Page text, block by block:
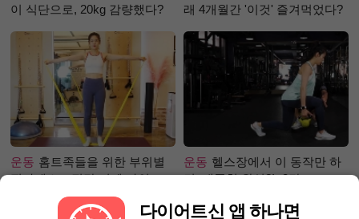
이 식단으로, 20kg 감량했다?
래 4개월간 '이것' 즐겨먹었다?
운동 홈트족들을 위한 부위별
필라테스 – 직각 어깨 라인 만
운동 헬스장에서 이 동작만 하
면, 애플힙 완성?! -2탄-
다이어트신 앱 하나면